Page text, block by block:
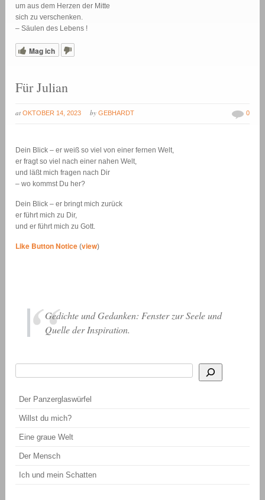
um aus dem Herzen der Mitte
sich zu verschenken.
– Säulen des Lebens !
Mag ich
Für Julian
at OKTOBER 14, 2023 by GEBHARDT 0
Dein Blick – er weiß so viel von einer fernen Welt,
er fragt so viel nach einer nahen Welt,
und läßt mich fragen nach Dir
– wo kommst Du her?
Dein Blick – er bringt mich zurück
er führt mich zu Dir,
und er führt mich zu Gott.
Like Button Notice (view)
Gedichte und Gedanken: Fenster zur Seele und
Quelle der Inspiration.
Der Panzerglaswürfel
Willst du mich?
Eine graue Welt
Der Mensch
Ich und mein Schatten